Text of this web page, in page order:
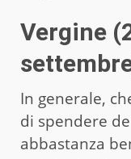
Vergine
In generale,
di spendere
abbastanza